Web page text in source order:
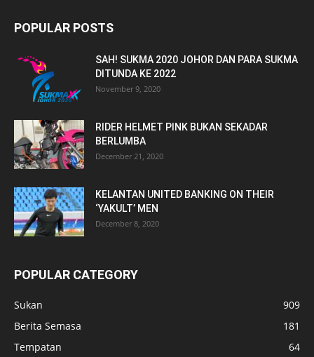
POPULAR POSTS
SAH! SUKMA 2020 JOHOR DAN PARA SUKMA
DITUNDA KE 2022
November 9, 2020
RIDER HELMET PINK BUKAN SEKADAR
BERLUMBA
December 21, 2020
KELANTAN UNITED BANKING ON THEIR
‘YAKULT’ MEN
December 8, 2020
POPULAR CATEGORY
Sukan
909
Berita Semasa
181
Tempatan
64